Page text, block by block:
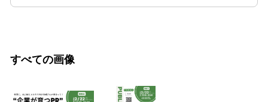
すべての画像